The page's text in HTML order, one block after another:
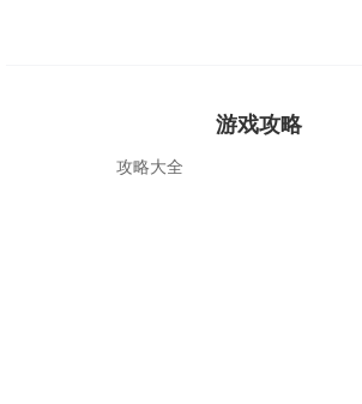
游戏攻略
攻略大全